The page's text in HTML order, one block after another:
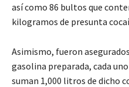
así como 86 bultos que
kilogramos de presunta
Asimismo, fueron
gasolina preparada, cada
suman 1,000 litros de dicho